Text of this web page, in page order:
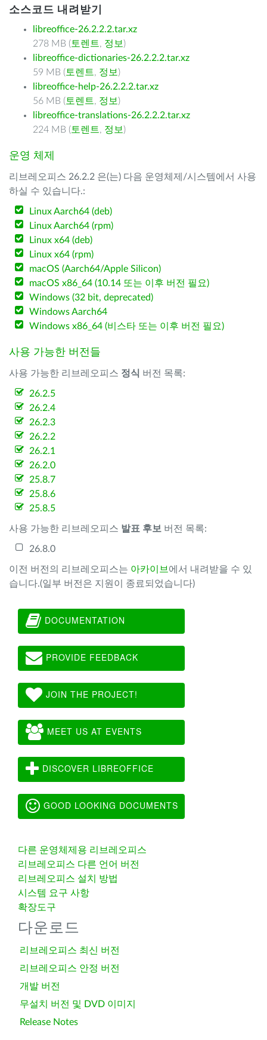
소스코드 내려받기
libreoffice-26.2.2.2.tar.xz
278 MB ( 토렌트, 정보 )
libreoffice-dictionaries-26.2.2.2.tar.xz
59 MB ( 토렌트, 정보 )
libreoffice-help-26.2.2.2.tar.xz
56 MB ( 토렌트, 정보 )
libreoffice-translations-26.2.2.2.tar.xz
224 MB ( 토렌트, 정보 )
운영 체제
리브레오피스 26.2.2 은(는) 다음 운영체제/시스템에서 사용
하실 수 있습니다.:
Linux Aarch64 (deb)
Linux Aarch64 (rpm)
Linux x64 (deb)
Linux x64 (rpm)
macOS (Aarch64/Apple Silicon)
macOS x86_64 (10.14 또는 이후 버전 필요)
Windows (32 bit, deprecated)
Windows Aarch64
Windows x86_64 (비스타 또는 이후 버전 필요)
사용 가능한 버전들
사용 가능한 리브레오피스 정식 버전 목록:
26.2.5
26.2.4
26.2.3
26.2.2
26.2.1
26.2.0
25.8.7
25.8.6
25.8.5
사용 가능한 리브레오피스 발표 후보 버전 목록:
26.8.0
이전 버전의 리브레오피스는 아카이브 에서 내려받을 수 있
습니다.(일부 버전은 지원이 종료되었습니다)
DOCUMENTATION
PROVIDE FEEDBACK
JOIN THE PROJECT!
MEET US AT EVENTS
DISCOVER LIBREOFFICE
GOOD LOOKING DOCUMENTS
다른 운영체제용 리브레오피스
리브레오피스 다른 언어 버전
리브레오피스 설치 방법
시스템 요구 사항
확장도구
다운로드
리브레오피스 최신 버전
리브레오피스 안정 버전
개발 버전
무설치 버전 및 DVD 이미지
Release Notes